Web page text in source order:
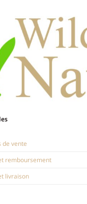
de vente
remboursement
livraison